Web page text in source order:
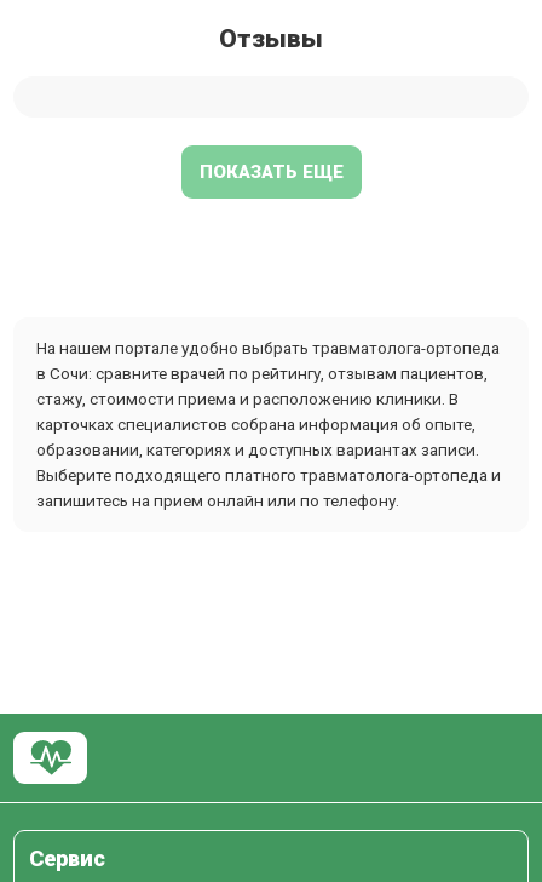
Отзывы
ПОКАЗАТЬ ЕЩЕ
На нашем портале удобно выбрать травматолога-ортопеда
в Сочи: сравните врачей по рейтингу, отзывам пациентов,
стажу, стоимости приема и расположению клиники. В
карточках специалистов собрана информация об опыте,
образовании, категориях и доступных вариантах записи.
Выберите подходящего платного травматолога-ортопеда и
запишитесь на прием онлайн или по телефону.
Сервис